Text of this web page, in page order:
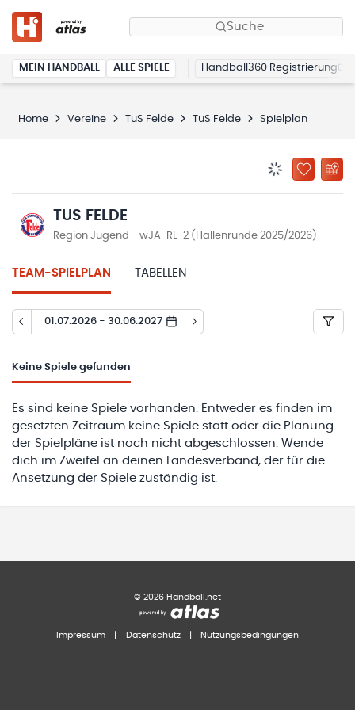
Suche
MEIN HANDBALL ALLE SPIELE Handball360 Registrierung
Home Vereine TuS Felde TuS Felde Spielplan
ZU
TUS FELDE
Region Jugend - wJA-RL-2 (Hallenrunde 2025/2026)
TEAM-SPIELPLAN TABELLEN
01.07.2026 - 30.06.2027
Keine Spiele gefunden
Es sind keine Spiele vorhanden. Entweder es finden im
gesetzten Zeitraum keine Spiele statt oder die Planung
der Spielpläne ist noch nicht abgeschlossen. Wende
dich im Zweifel an deinen Landesverband, der für die
Ansetzung der Spiele zuständig ist.
© 2026 Handball.net
Impressum Datenschutz Nutzungsbedingungen